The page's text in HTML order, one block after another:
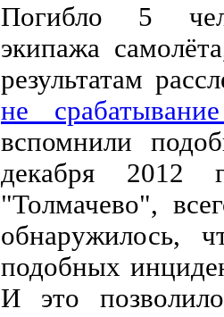
Погибло 5
экипажа
результатам
не
вспомнили
декабря 2012
"Толмачево",
обнаружилось,
подобных
И это